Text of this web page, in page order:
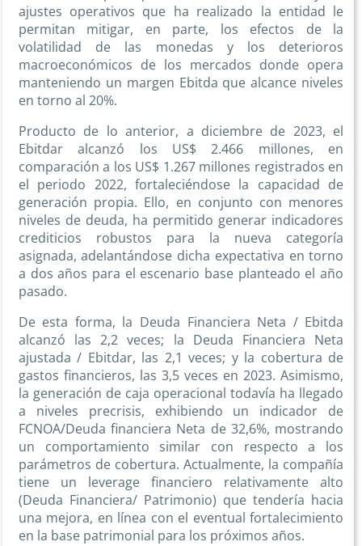
ajustes operativos que ha realizado la entidad le
permitan mitigar, en parte, los efectos de la
volatilidad de las monedas y los deterioros
macroeconómicos de los mercados donde opera
manteniendo un margen Ebitda que alcance niveles
en torno al 20%.
Producto de lo anterior, a diciembre de 2023, el
Ebitdar alcanzó los US$ 2.466 millones, en
comparación a los US$ 1.267 millones registrados en
el periodo 2022, fortaleciéndose la capacidad de
generación propia. Ello, en conjunto con menores
niveles de deuda, ha permitido generar indicadores
crediticios robustos para la nueva categoría
asignada, adelantándose dicha expectativa en torno
a dos años para el escenario base planteado el año
pasado.
De esta forma, la Deuda Financiera Neta / Ebitda
alcanzó las 2,2 veces; la Deuda Financiera Neta
ajustada / Ebitdar, las 2,1 veces; y la cobertura de
gastos financieros, las 3,5 veces en 2023. Asimismo,
la generación de caja operacional todavía ha llegado
a niveles precrisis, exhibiendo un indicador de
FCNOA/Deuda financiera Neta de 32,6%, mostrando
un comportamiento similar con respecto a los
parámetros de cobertura. Actualmente, la compañía
tiene un leveragefinanciero relativamente alto
(Deuda Financiera/ Patrimonio) que tendería hacia
una mejora, en línea con el eventual fortalecimiento
en la base patrimonial para los próximos años.